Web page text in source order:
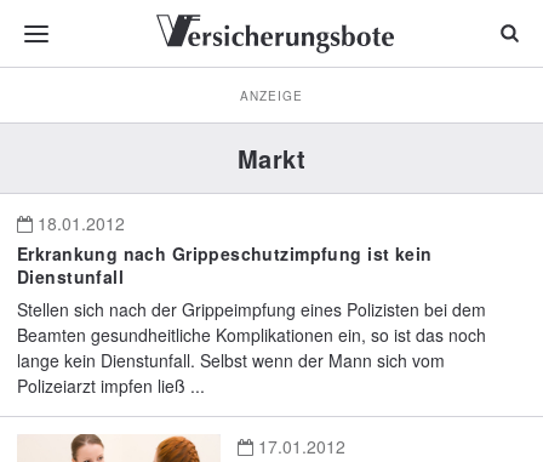
ANZEIGE
Markt
18.01.2012
Erkrankung nach Grippeschutzimpfung ist kein
Dienstunfall
Stellen sich nach der Grippeimpfung eines Polizisten bei dem
Beamten gesundheitliche Komplikationen ein, so ist das noch
lange kein Dienstunfall. Selbst wenn der Mann sich vom
Polizeiarzt impfen ließ ...
17.01.2012